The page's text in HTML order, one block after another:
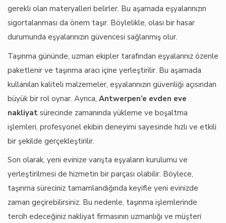
gerekli olan materyalleri belirler. Bu aşamada eşyalarınızın
sigortalanması da önem taşır. Böylelikle, olası bir hasar
durumunda eşyalarınızın güvencesi sağlanmış olur.
Taşınma gününde, uzman ekipler tarafından eşyalarınız özenle
paketlenir ve taşınma aracı içine yerleştirilir. Bu aşamada
kullanılan kaliteli malzemeler, eşyalarınızın güvenliği açısından
büyük bir rol oynar. Ayrıca, Antwerpen’e evden eve
nakliyat sürecinde zamanında yükleme ve boşaltma
işlemleri, profesyonel ekibin deneyimi sayesinde hızlı ve etkili
bir şekilde gerçekleştirilir.
Son olarak, yeni evinize varışta eşyaların kurulumu ve
yerleştirilmesi de hizmetin bir parçası olabilir. Böylece,
taşınma süreciniz tamamlandığında keyifle yeni evinizde
zaman geçirebilirsiniz. Bu nedenle, taşınma işlemlerinde
tercih edeceğiniz nakliyat firmasının uzmanlığı ve müşteri